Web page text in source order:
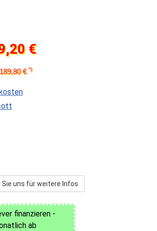
€
€*)
Sie uns für weitere Infos
finanzieren -
ab